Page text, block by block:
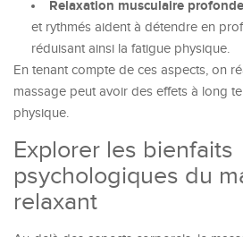
Relaxation musculaire profonde
et rythmés aident à détendre en
réduisant ainsi la fatigue physique.
En tenant compte de ces aspects, on
massage peut avoir des effets à long
physique.
Explorer les bienfaits
psychologiques du
relaxant